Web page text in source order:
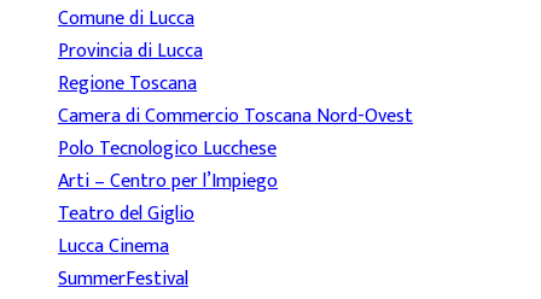
Comune di Lucca
Provincia di Lucca
Regione Toscana
Camera di Commercio Toscana Nord-Ovest
Polo Tecnologico Lucchese
Arti – Centro per l’Impiego
Teatro del Giglio
Lucca Cinema
SummerFestival